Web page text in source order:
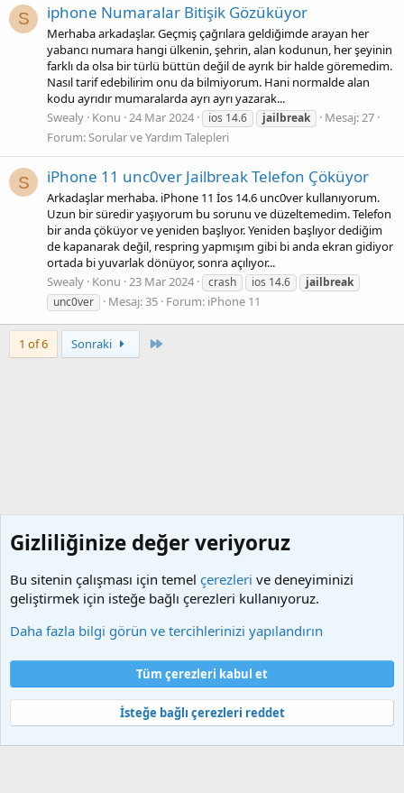
S iphone Numaralar Bitişik Gözüküyor
Merhaba arkadaşlar. Geçmiş çağrılara geldiğimde arayan her
yabancı numara hangi ülkenin, şehrin, alan kodunun, her şeyinin
farklı da olsa bir türlü büttün değil de ayrık bir halde göremedim.
Nasıl tarif edebilirim onu da bilmiyorum. Hani normalde alan
kodu ayrıdır mumaralarda ayrı ayrı yazarak...
Swealy Konu 24 Mar 2024 ios 14.6 jailbreak
Mesaj: 27
Forum:Sorular ve Yardım Talepleri
S iPhone 11 unc0ver Jailbreak Telefon Çöküyor
Arkadaşlar merhaba. iPhone 11 İos 14.6 unc0ver kullanıyorum.
Uzun bir süredir yaşıyorum bu sorunu ve düzeltemedim. Telefon
bir anda çöküyor ve yeniden başlıyor. Yeniden başlıyor dediğim
de kapanarak değil, respring yapmışım gibi bi anda ekran gidiyor
ortada bi yuvarlak dönüyor, sonra açılıyor...
Swealy Konu 23 Mar 2024 crash ios 14.6
jailbreak
unc0ver
Mesaj: 35 Forum: iPhone 11
1 of 6 Sonraki
Şartlar ve kurallar
Gizlilik politikası
Yardım
Ana sayfa
S
S
Community platform by XenForo® © 2010-2025 XenForo Ltd.
Gizliliğinize değer veriyoruz
Bu sitenin çalışması için temel çerezleri ve deneyiminizi
geliştirmek için isteğe bağlı çerezleri kullanıyoruz.
Daha fazla bilgi görün ve tercihlerinizi yapılandırın
Tüm çerezleri kabul et
İsteğe bağlı çerezleri reddet